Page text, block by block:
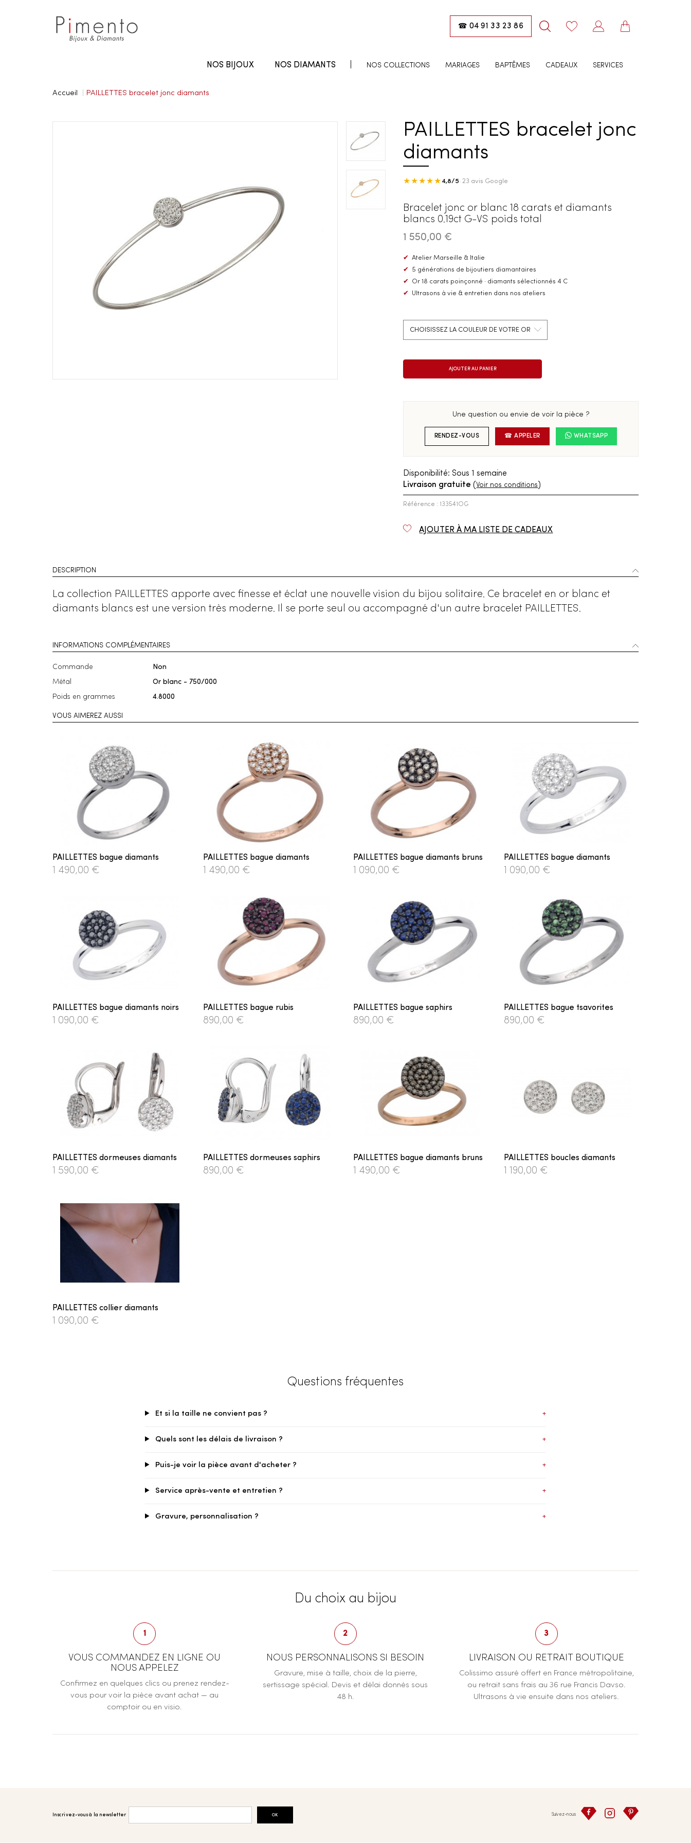
☎ 04 91 33 23 86
NOS BIJOUX NOS DIAMANTS NOS COLLECTIONS MARIAGES BAPTÊMES CADEAUX SERVICES
Accueil PAILLETTES bracelet jonc diamants
PAILLETTES bracelet jonc
diamants
★★★★★4,8/5· 23 avis Google
Bracelet jonc or blanc 18 carats et diamants
blancs 0.19ct G-VS poids total
1 550,00 €
✔ Atelier Marseille & Italie
✔
5 générations de bijoutiers diamantaires
✔
Or 18 carats poinçonné · diamants sélectionnés 4 C
✔
Ultrasons à vie & entretien dans nos ateliers
Une question ou envie de voir la pièce ?
RENDEZ-VOUS ☎ APPELER WHATSAPP
Disponibilité: Sous 1 semaine
Livraison gratuite (Voir nos conditions )
Référence : 133541OG
AJOUTER À MA LISTE DE CADEAUX
DESCRIPTION
La collection PAILLETTES apporte avec finesse et éclat une nouvelle vision du bijou solitaire. Ce bracelet en or blanc et
diamants blancs est une version très moderne. Il se porte seul ou accompagné d'un autre bracelet PAILLETTES.
INFORMATIONS COMPLÉMENTAIRES
Commande Non
Métal Or blanc - 750/000
Poids en grammes 4.8000
VOUS AIMEREZ AUSSI
PAILLETTES bague diamants
1 490,00 €
PAILLETTES bague diamants
1 490,00 €
PAILLETTES bague diamants bruns
1 090,00 €
PAILLETTES bague diamants
1 090,00 €
PAILLETTES bague diamants noirs
1 090,00 €
PAILLETTES bague rubis
890,00 €
PAILLETTES bague saphirs
890,00 €
PAILLETTES bague tsavorites
890,00 €
PAILLETTES dormeuses diamants
1 590,00 €
PAILLETTES dormeuses saphirs
890,00 €
PAILLETTES bague diamants bruns
1 490,00 €
PAILLETTES boucles diamants
1 190,00 €
PAILLETTES collier diamants
1 090,00 €
Questions fréquentes
Et si la taille ne convient pas ? +
Quels sont les délais de livraison ? +
Puis-je voir la pièce avant d'acheter ? +
Service après-vente et entretien ? +
Gravure, personnalisation ? +
Du choix au bijou
1
VOUS COMMANDEZ EN LIGNE OU
NOUS APPELEZ
Confirmez en quelques clics ou prenez rendez-
vous pour voir la pièce avant achat — au
comptoir ou en visio.
2
NOUS PERSONNALISONS SI BESOIN
Gravure, mise à taille, choix de la pierre,
sertissage spécial. Devis et délai donnés sous
48 h.
3
LIVRAISON OU RETRAIT BOUTIQUE
Colissimo assuré offert en France métropolitaine,
ou retrait sans frais au 36 rue Francis Davso.
Ultrasons à vie ensuite dans nos ateliers.
Inscrivez-vous à la newsletter OK Suivez-nous